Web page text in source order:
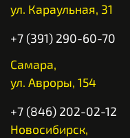
ул. Караульная, 31
+7 (391) 290-60-70
Самара,
ул. Авроры, 154
+7 (846) 202-02-12
Новосибирск,